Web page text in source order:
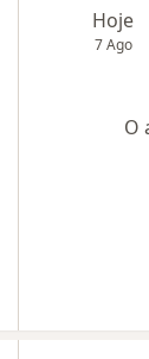
Hoje
7 Ago
O